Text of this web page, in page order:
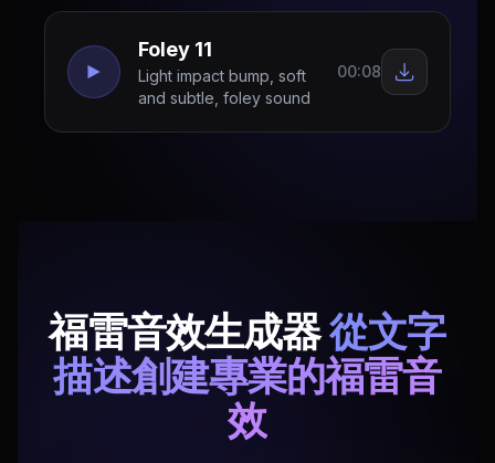
Foley 11
Light impact bump, soft
and subtle, foley sound
00:08
福雷音效生成器從文字
描述創建專業的福雷音
效